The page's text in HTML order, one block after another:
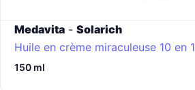
Medavita - Solarich
Huile en crème miraculeuse 10 en 1
150 ml